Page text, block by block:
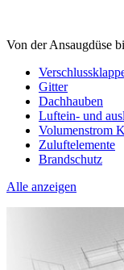
Von der Ansaugdüse
Gitter
Dachhauben
Luftein- und
Volumenstrom
Zuluftelemente
Brandschutz
Alle anzeigen